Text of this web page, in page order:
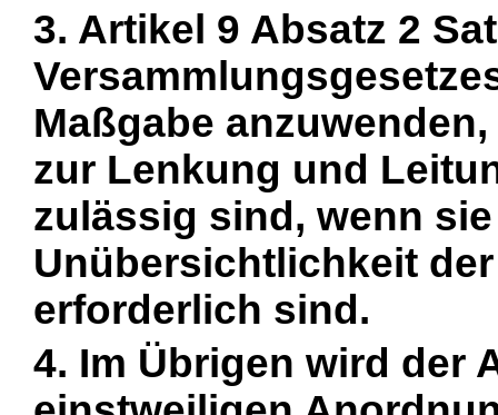
3. Artikel 9 Absatz 2
Maßgabe
zur Lenkung und
zulässig sind, wenn
Unübersichtlichkeit
erforderlich sind.
4. Im Übrigen wird der